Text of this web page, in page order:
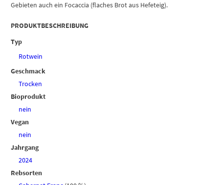
Gebieten auch ein Focaccia (flaches Brot aus Hefeteig).
PRODUKTBESCHREIBUNG
Typ
Rotwein
Geschmack
Trocken
Bioprodukt
nein
Vegan
nein
Jahrgang
2024
Rebsorten